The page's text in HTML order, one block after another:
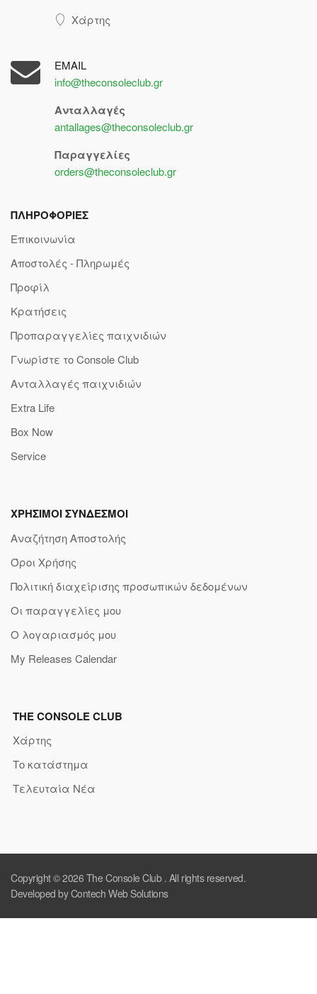
Χάρτης
EMAIL
info@theconsoleclub.gr
Ανταλλαγές
antallages@theconsoleclub.gr
Παραγγελίες
orders@theconsoleclub.gr
ΠΛΗΡΟΦΟΡΙΕΣ
Επικοινωνία
Αποστολές - Πληρωμές
Προφίλ
Κρατήσεις
Προπαραγγελίες παιχνιδιών
Γνωρίστε το Console Club
Ανταλλαγές παιχνιδιών
Extra Life
Box Now
Service
ΧΡΗΣΙΜΟΙ ΣΥΝΔΕΣΜΟΙ
Αναζήτηση Αποστολής
Όροι Χρήσης
Πολιτική διαχείρισης προσωπικών δεδομένων
Οι παραγγελίες μου
Ο λογαριασμός μου
My Releases Calendar
THE CONSOLE CLUB
Χάρτης
Το κατάστημα
Τελευταία Νέα
Copyright © 2026 The Console Club. All rights reserved.
Developed by Contech Web Solutions